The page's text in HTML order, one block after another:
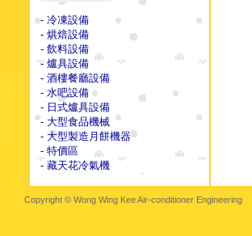
- 冷凍設備
- 烘焙設備
- 飲料設備
- 爐具設備
- 酒樓餐廳設備
- 水吧設備
- 日式爐具設備
- 大型食品機械
- 大型製造月餅機器
- 特價區
- 藏天花冷氣機
Copyright © Wong Wing Kee Air-conditioner Engineering